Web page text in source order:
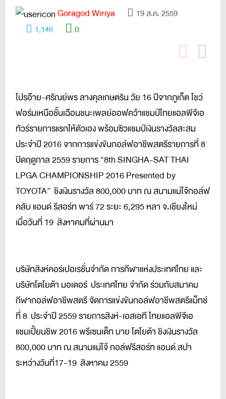
Goragod Wiriya
19 ส.ค. 2559
1,146
0
โปรอ๊าย-ศรัณย์พร ลางคุลเกษตริน วัย 16 ปีจากภูเก็ต โชว์
ฟอร์มเหนือชั้นเฉือนชนะเพลย์ออฟคว้าแชมป์ไทยแอลพีจีเอ
ทัวร์รายการแรกให้ตัวเอง พร้อมซิวแชมป์เงินรางวัลสะสม
ประจำปี 2016 จากการแข่งขันกอล์ฟอาชีพสตรีรายการที่ 8
ปิดฤดูกาล 2559 รายการ “8th SINGHA-SAT THAI
LPGA CHAMPIONSHIP 2016 Presented by
TOYOTA” ชิงเงินรางวัล 800,000 บาท ณ สนามแม่โจ้กอล์ฟ
คลับ แอนด์ รีสอร์ท พาร์ 72 ระยะ 6,295 หลา จ.เชียงใหม่
เมื่อวันที่ 19 สิงหาคมที่ผ่านมา
บริษัทสิงห์คอร์เปอเรชั่นจำกัด การกีฬาแห่งประเทศไทย และ
บริษัทโตโยต้า มอเตอร์ ประเทศไทย จำกัด ร่วมกับสมาคม
กีฬากอล์ฟอาชีพสตรี จัดการแข่งขันกอล์ฟอาชีพสตรีแม็ทช์
ที่ 8 ประจำปี 2559 รายการสิงห์-เอสเอที ไทยแอลพีจีเอ
แชมเปี้ยนชิพ 2016 พรีเซนเต็ท บาย โตโยต้า ชิงเงินรางวัล
800,000 บาท ณ สนามแม่โจ้ กอล์ฟรีสอร์ท แอนด์ สปา
ระหว่างวันที่17-19 สิงหาคม 2559